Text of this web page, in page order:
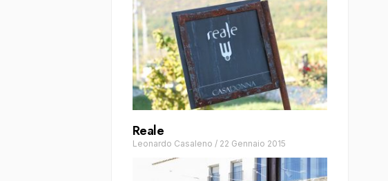
Reale
Leonardo Casaleno / 22 Gennaio 2015